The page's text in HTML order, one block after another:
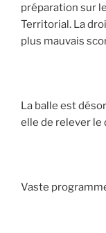
préparation sur
Territorial. La
plus mauvais
La balle est
elle de relever le
Vaste